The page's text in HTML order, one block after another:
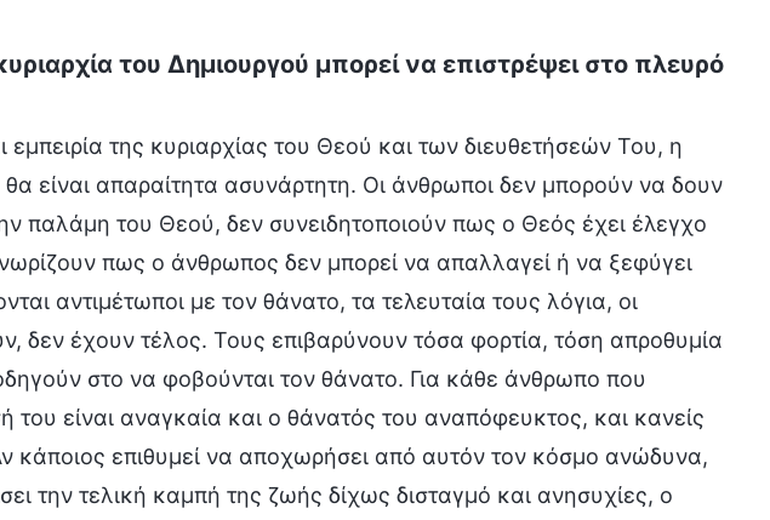
του Δημιουργού μπορεί να επιστρέψει στο πλευρό
της κυριαρχίας του Θεού και των διευθετήσεών Του, η
είναι απαραίτητα ασυνάρτητη. Οι άνθρωποι δεν μπορούν να δουν
παλάμη του Θεού, δεν συνειδητοποιούν πως ο Θεός έχει έλεγχο
πως ο άνθρωπος δεν μπορεί να απαλλαγεί ή να ξεφύγει
αντιμέτωποι με τον θάνατο, τα τελευταία τους λόγια, οι
δεν έχουν τέλος. Τους επιβαρύνουν τόσα φορτία, τόση απροθυμία
στο να φοβούνται τον θάνατο. Για κάθε άνθρωπο που
του είναι αναγκαία και ο θάνατός του αναπόφευκτος, και κανείς
κάποιος επιθυμεί να αποχωρήσει από αυτόν τον κόσμο ανώδυνα,
την τελική καμπή της ζωής δίχως δισταγμό και ανησυχίες, ο